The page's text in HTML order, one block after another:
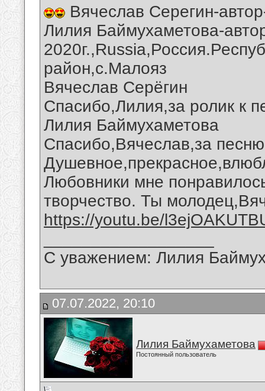
Вячеслав Серегин-
Лилия Баймухаметова-
район,с.Малояз
Вячеслав Серёгин
Спасибо,Лилия,за ролик к
Лилия Баймухаметова
Спасибо,Вячеслав,за
Любовники мне
творчество. Ты
https://youtu.be/
С уважением: Лилия
07.07.2022, 20:10
Лилия Баймухаметова
Постоянный пользователь